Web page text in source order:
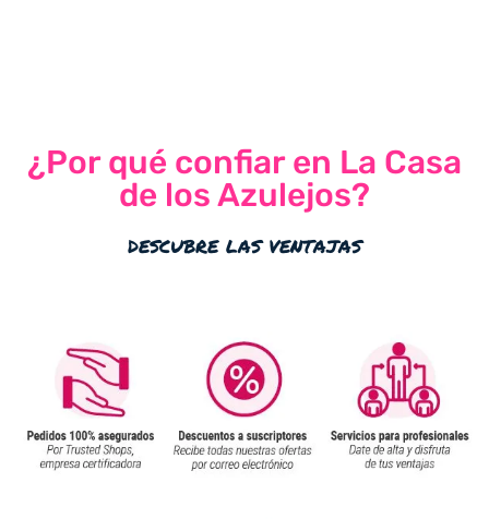
¿Por qué confiar en La Casa
de los Azulejos?
descubre las ventajas